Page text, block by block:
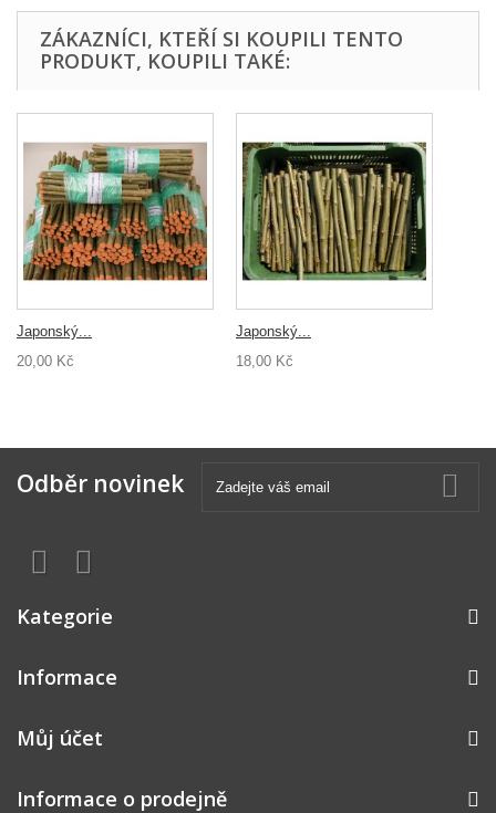
ZÁKAZNÍCI, KTEŘÍ SI KOUPILI TENTO
PRODUKT, KOUPILI TAKÉ:
Japonský...
20,00 Kč
Japonský...
18,00 Kč
Odběr novinek
Kategorie
Informace
Můj účet
Informace o prodejně